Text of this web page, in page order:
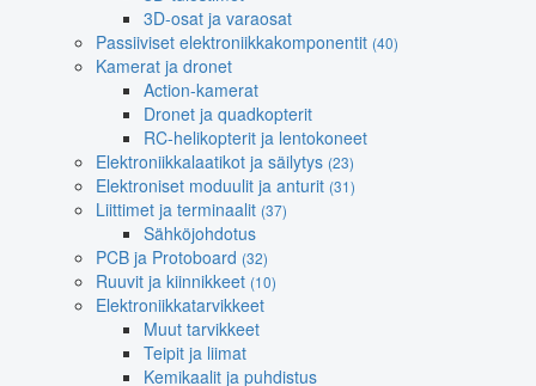
3D-osat ja varaosat
Passiiviset elektroniikkakomponentit (40)
Kamerat ja dronet
Action-kamerat
Dronet ja quadkopterit
RC-helikopterit ja lentokoneet
Elektroniikkalaatikot ja säilytys (23)
Elektroniset moduulit ja anturit (31)
Liittimet ja terminaalit (37)
Sähköjohdotus
PCB ja Protoboard (32)
Ruuvit ja kiinnikkeet (10)
Elektroniikkatarvikkeet
Muut tarvikkeet
Teipit ja liimat
Kemikaalit ja puhdistus